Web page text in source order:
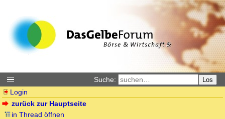
Suche: Los
Login
zurück zur Hauptseite
in Thread öffnen